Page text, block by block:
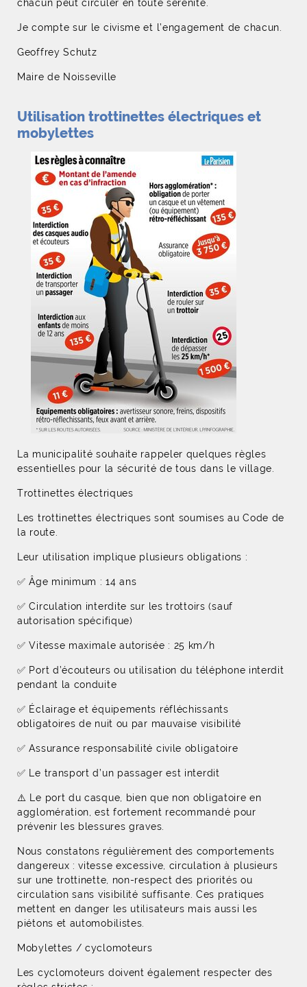
chacun peut circuler en toute sérénité.
Je compte sur le civisme et l’engagement de chacun.
Geoffrey Schutz
Maire de Noisseville
Utilisation trottinettes électriques et
mobylettes
La municipalité souhaite rappeler quelques règles
essentielles pour la sécurité de tous dans le village.
Trottinettes électriques
Les trottinettes électriques sont soumises au Code de
la route.
Leur utilisation implique plusieurs obligations :
✅ Âge minimum : 14 ans
✅ Circulation interdite sur les trottoirs (sauf
autorisation spécifique)
✅ Vitesse maximale autorisée : 25 km/h
✅ Port d’écouteurs ou utilisation du téléphone interdit
pendant la conduite
✅ Éclairage et équipements réfléchissants
obligatoires de nuit ou par mauvaise visibilité
✅ Assurance responsabilité civile obligatoire
✅ Le transport d’un passager est interdit
⚠️ Le port du casque, bien que non obligatoire en
agglomération, est fortement recommandé pour
prévenir les blessures graves.
Nous constatons régulièrement des comportements
dangereux : vitesse excessive, circulation à plusieurs
sur une trottinette, non-respect des priorités ou
circulation sans visibilité suffisante. Ces pratiques
mettent en danger les utilisateurs mais aussi les
piétons et automobilistes.
Mobylettes / cyclomoteurs
Les cyclomoteurs doivent également respecter des